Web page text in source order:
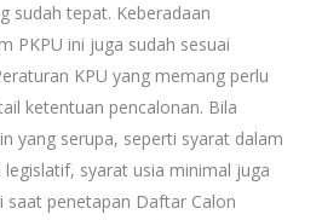
sudah tepat. Keberadaan
PKPU ini juga sudah sesuai
KPU yang memang perlu
ketentuan pencalonan. Bila
yang serupa, seperti syarat dalam
syarat usia minimal juga
saat penetapan Daftar Calon